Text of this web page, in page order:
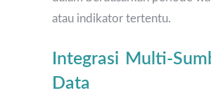
atau indikator tertentu.
Integrasi Multi-
Data